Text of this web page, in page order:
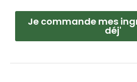
Je commande mes
déj'